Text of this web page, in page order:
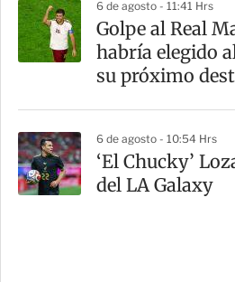
6 de agosto - 11:41 Hrs
Golpe al Real
habría elegido
su próximo
6 de agosto - 10:54 Hrs
‘El Chucky’
del LA Galaxy